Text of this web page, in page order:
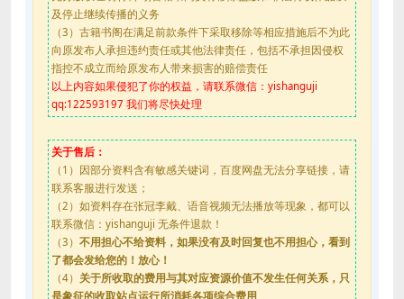
及停止继续传播的义务
（3）古籍书阁在满足前款条件下采取移除等相应措施后不为此
向原发布人承担违约责任或其他法律责任，包括不承担因侵权
指控不成立而给原发布人带来损害的赔偿责任
以上内容如果侵犯了你的权益，请联系微信：yishanguji
qq:122593197 我们将尽快处理
关于售后：
（1）因部分资料含有敏感关键词，百度网盘无法分享链接，请
联系客服进行发送；
（2）如资料存在张冠李戴、语音视频无法播放等现象，都可以
联系微信：yishanguji 无条件退款！
（3） 不用担心不给资料，如果没有及时回复也不用担心，看到
了都会发给您的！放心！
（4） 关于所收取的费用与其对应资源价值不发生任何关系，只
是象征的收取站点运行所消耗各项综合费用